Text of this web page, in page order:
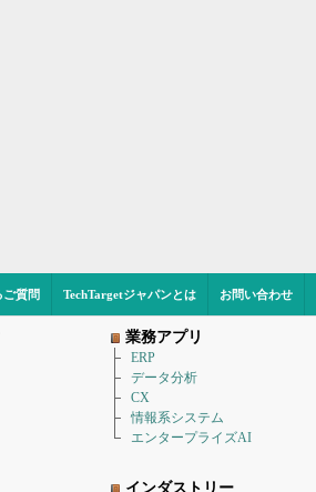
ご質問 TechTargetジャパンとは お問い合わせ
業務アプリ
ERP
データ分析
CX
情報系システム
エンタープライズAI
インダストリー